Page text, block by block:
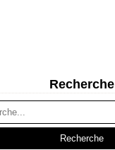
Recherche